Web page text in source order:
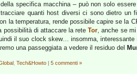
specifica macchina – può non solo
quanti host diversi ci sono dietro un
la temperatura, rende possibile capire se la
possibilità di attaccare la reteTor, anche se
il suo clock skew… insomma,
una passeggiata a vedere il residuo del
Tech&Howto | 5 commenti »